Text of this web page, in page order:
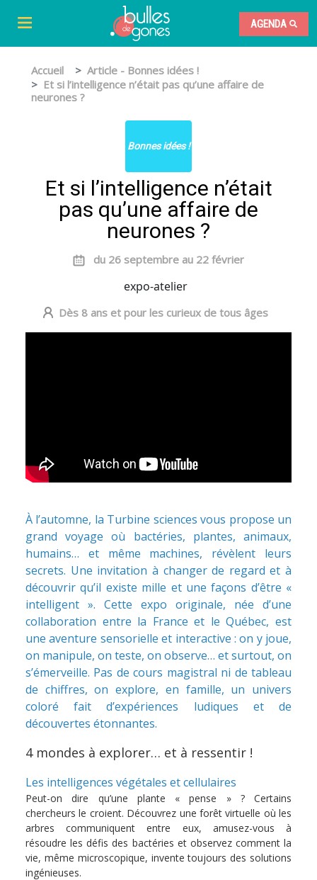
AGENDA
Accueil
Article - Bonnes idées !
Et si l’intelligence n’était pas qu’une affaire de
neurones ?
Bonnes idées !
Et si l’intelligence n’était
pas qu’une affaire de
neurones ?
du 26 septembre au 22 février
expo-atelier
Dès 8 ans et pour les curieux de tous âges
À l’automne, la Turbine sciences vous propose un
grand voyage où bactéries, plantes, animaux,
humains… et même machines, révèlent leurs
secrets. Une invitation à changer de regard et à
découvrir qu’il existe mille et une façons d’être «
intelligent ». Cette expo originale, née d’une
collaboration entre la France et le Québec, est
une aventure sensorielle et interactive : on y joue,
on manipule, on teste, on observe… et surtout, on
s’émerveille. Pas de cours magistral ni de tableau
de chiffres, on explore, en famille, un univers
coloré fait d’expériences ludiques et de
découvertes étonnantes.
4 mondes à explorer… et à ressentir !
Les intelligences végétales et cellulaires
Peut-on dire qu’une plante « pense » ? Certains
chercheurs le croient. Découvrez une forêt virtuelle où les
arbres communiquent entre eux, amusez-vous à
résoudre les défis des bactéries et observez comment la
vie, même microscopique, invente toujours des solutions
ingénieuses.